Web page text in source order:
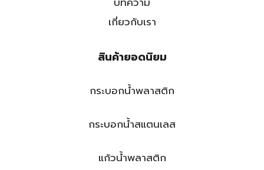
เกี่ยวกับเรา
สินค้ายอดนิยม
กระบอกน้ำพลาสติก
กระบอกน้ำสแตนเลส
แก้วน้ำพลาสติก